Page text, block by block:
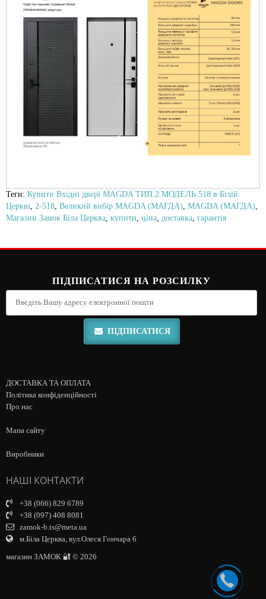
Теги: Купити Вхідні двері MAGDA ТИП 2 МОДЕЛЬ 518 в Білій
Церкві
2-518 Великий вибір MAGDA (МАГДА) MAGDA (МАГДА)
Магазин Замок Біла Церква купити ціна доставка гарантія
ПІДПИСАТИСЯ НА РОЗСИЛКУ
ПІДПИСАТИСЯ
ДОСТАВКА ТА ОПЛАТА
Політика конфіденційності
Про нас
Мапа сайту
Виробники
НАШІ КОНТАКТИ
+38 (066) 829 6789
+38 (097) 408 8081
zamok-b.ts@meta.ua
м.Біла Церква, вул.Олеся Гончара 6
магазин ЗАМОК 🔐 © 2026